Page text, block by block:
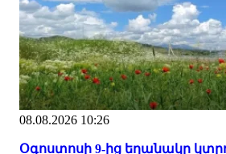
08.08.2026 10:26
Օգոստոսի 9-ից եղանակը